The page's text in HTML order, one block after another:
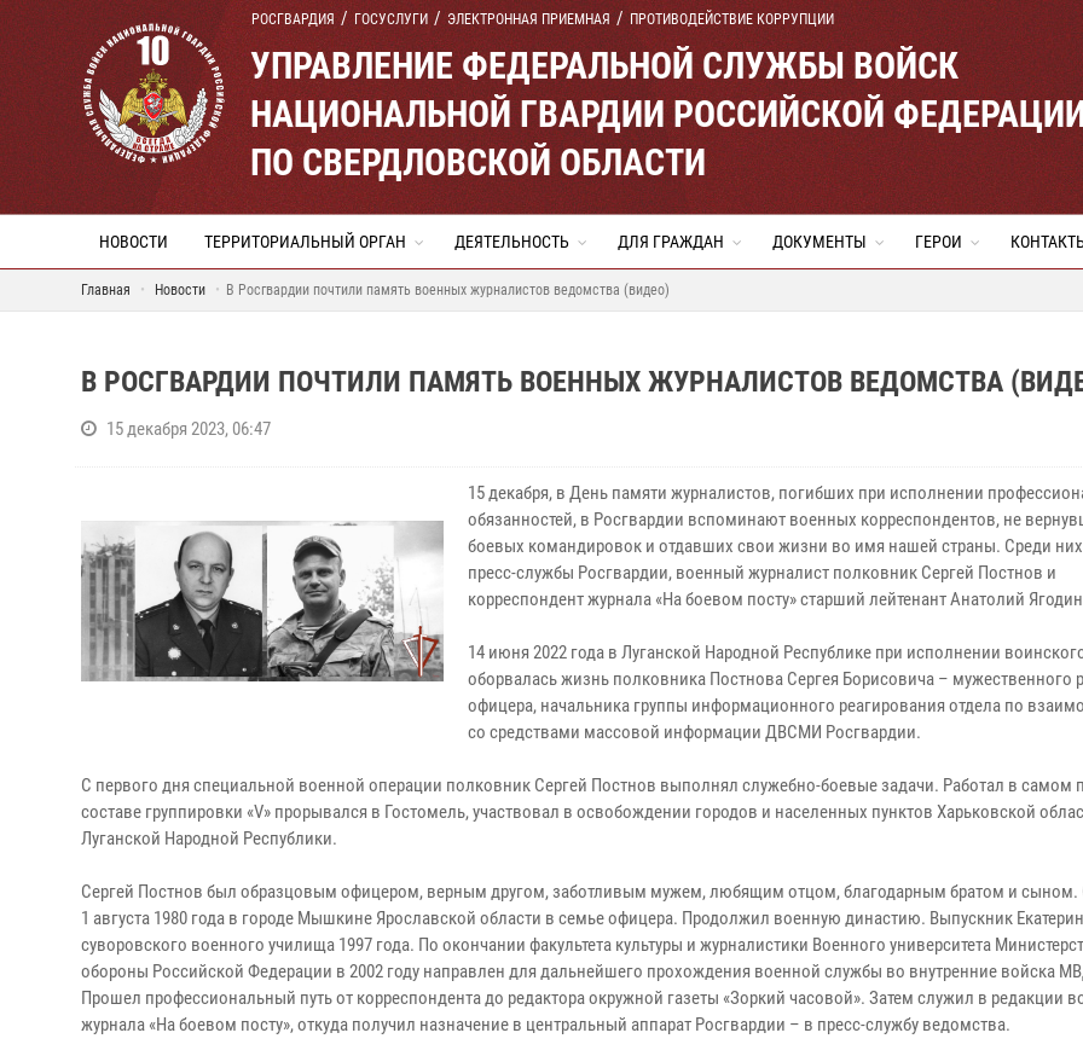
РОСГВАРДИЯ ГОСУСЛУГИ ЭЛЕКТРОННАЯ ПРИЕМНАЯ ПРОТИВОДЕЙСТВИЕ КОРРУПЦИИ
УПРАВЛЕНИЕ ФЕДЕРАЛЬНОЙ СЛУЖБЫ ВОЙСК
НАЦИОНАЛЬНОЙ ГВАРДИИ РОССИЙСКОЙ
ПО СВЕРДЛОВСКОЙ ОБЛАСТИ
НОВОСТИ ТЕРРИТОРИАЛЬНЫЙ ОРГАН ДЕЯТЕЛЬНОСТЬ ДЛЯ ГРАЖДАН ДОКУМЕНТЫ ГЕРОИ
Главная Новости В Росгвардии почтили память военных журналистов ведомства (видео)
В РОСГВАРДИИ ПОЧТИЛИ ПАМЯТЬ ВОЕННЫХ ЖУРНАЛИСТОВ ВЕДОМСТВА
15 декабря 2023, 06:47
15 декабря, в День памяти журналистов, погибших при исполнении
обязанностей, в Росгвардии вспоминают военных корреспондентов, не
боевых командировок и отдавших свои жизни во имя нашей страны. Среди
пресс-службы Росгвардии, военный журналист полковник Сергей Постнов и
корреспондент журнала «На боевом посту» старший лейтенант Анатолий
14 июня 2022 года в Луганской Народной Республике при исполнении
оборвалась жизнь полковника Постнова Сергея Борисовича – мужественного
офицера, начальника группы информационного реагирования отдела по
со средствами массовой информации ДВСМИ Росгвардии.
С первого дня специальной военной операции полковник Сергей Постнов выполнял служебно-боевые задачи. Работал в самом
составе группировки «V» прорывался в Гостомель, участвовал в освобождении городов и населенных пунктов Харьковской
Луганской Народной Республики.
Сергей Постнов был образцовым офицером, верным другом, заботливым мужем, любящим отцом, благодарным братом и сыном.
1 августа 1980 года в городе Мышкине Ярославской области в семье офицера. Продолжил военную династию. Выпускник
суворовского военного училища 1997 года. По окончании факультета культуры и журналистики Военного университета
обороны Российской Федерации в 2002 году направлен для дальнейшего прохождения военной службы во внутренние войска
Прошел профессиональный путь от корреспондента до редактора окружной газеты «Зоркий часовой». Затем служил в редакции
журнала «На боевом посту», откуда получил назначение в центральный аппарат Росгвардии – в пресс-службу ведомства.